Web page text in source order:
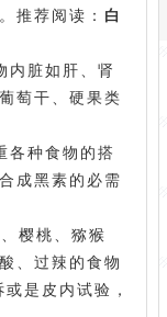
推荐阅读： 白
脏如肝、肾
萄干、硬果类
各种食物的搭
成黑素的必需
樱桃、猕猴
、过辣的食物
是皮内试验，